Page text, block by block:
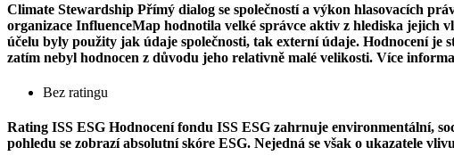
Climate Stewardship Přímý dialog se společností a výkon hlasovacích
organizace InfluenceMap hodnotila velké správce aktiv z hlediska jejich
účelu byly použity jak údaje společnosti, tak externí údaje. Hodnocení je
zatím nebyl hodnocen z důvodu jeho relativně malé velikosti. Více
Bez ratingu
Rating ISS ESG Hodnocení fondu ISS ESG zahrnuje environmentální,
pohledu se zobrazí absolutní skóre ESG. Nejedná se však o ukazatele